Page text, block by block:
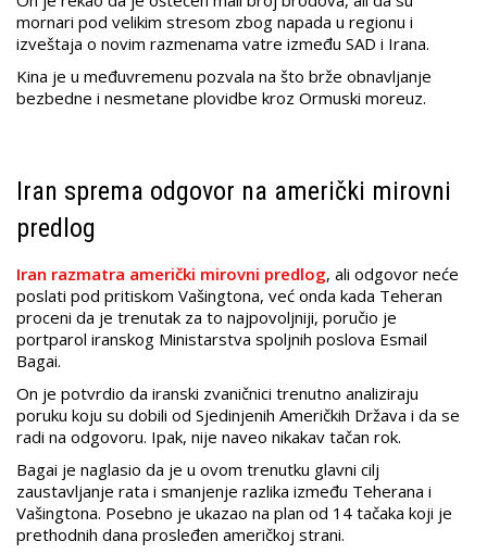
mornari pod velikim stresom zbog napada u regionu i
izveštaja o novim razmenama vatre između SAD i Irana.
Kina je u međuvremenu pozvala na što brže obnavljanje
bezbedne i nesmetane plovidbe kroz Ormuski moreuz.
Iran sprema odgovor na američki mirovni
predlog
Iran razmatra američki mirovni predlog, ali odgovor neće
poslati pod pritiskom Vašingtona, već onda kada Teheran
proceni da je trenutak za to najpovoljniji, poručio je
portparol iranskog Ministarstva spoljnih poslova Esmail
Bagai.
On je potvrdio da iranski zvaničnici trenutno analiziraju
poruku koju su dobili od Sjedinjenih Američkih Država i da se
radi na odgovoru. Ipak, nije naveo nikakav tačan rok.
Bagai je naglasio da je u ovom trenutku glavni cilj
zaustavljanje rata i smanjenje razlika između Teherana i
Vašingtona. Posebno je ukazao na plan od 14 tačaka koji je
prethodnih dana prosleđen američkoj strani.